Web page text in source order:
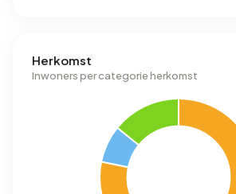
Herkomst
Inwoners per categorie herkomst